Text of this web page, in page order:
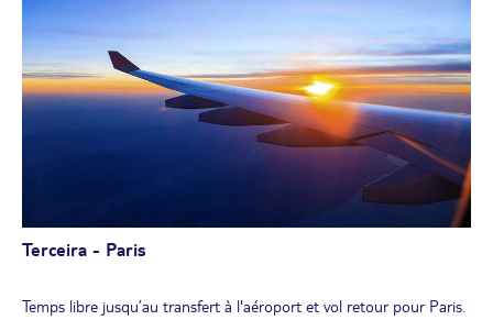
Dîner et nuit à l'hôtel.
Terceira - Paris
Temps libre jusqu’au transfert à l'aéroport et vol retour pour Paris.